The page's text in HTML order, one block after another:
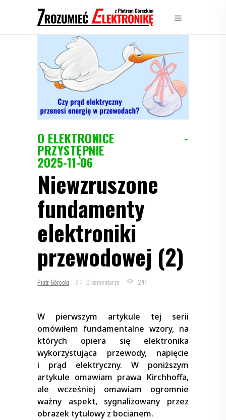
O ELEKTRONICE
PRZYSTĘPNIE
2025-11-06
Niewzruszone
fundamenty
elektroniki
przewodowej (2)
Piotr Górecki 0 komentarze 241
W pierwszym artykule tej serii
omówiłem fundamentalne wzory, na
których opiera się elektronika
wykorzystująca przewody, napięcie
i prąd elektryczny. W poniższym
artykule omawiam prawa Kirchhoffa,
ale wcześniej omawiam ogromnie
ważny aspekt, sygnalizowany przez
obrazek tytułowy z bocianem.